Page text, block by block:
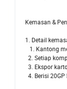
Kemasan &
1. Detail
1. Kantong
2. Setiap
3. Ekspor
4. Berisi